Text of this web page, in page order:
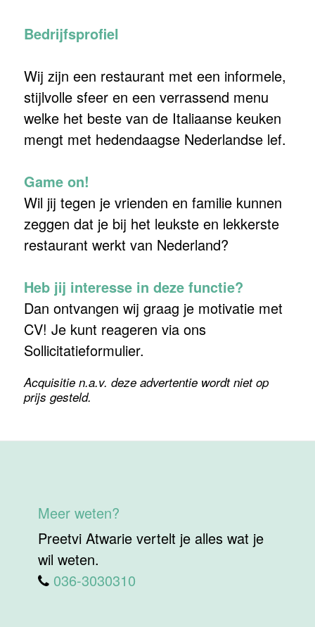
Bedrijfsprofiel
Wij zijn een restaurant met een informele,
stijlvolle sfeer en een verrassend menu
welke het beste van de Italiaanse keuken
mengt met hedendaagse Nederlandse lef.
Game on!
Wil jij tegen je vrienden en familie kunnen
zeggen dat je bij het leukste en lekkerste
restaurant werkt van Nederland?
Heb jij interesse in deze functie?
Dan ontvangen wij graag je motivatie met
CV! Je kunt reageren via ons
Sollicitatieformulier.
Acquisitie n.a.v. deze advertentie wordt niet op
prijs gesteld.
Meer weten?
Preetvi Atwarie vertelt je alles wat je
wil weten.
036-3030310